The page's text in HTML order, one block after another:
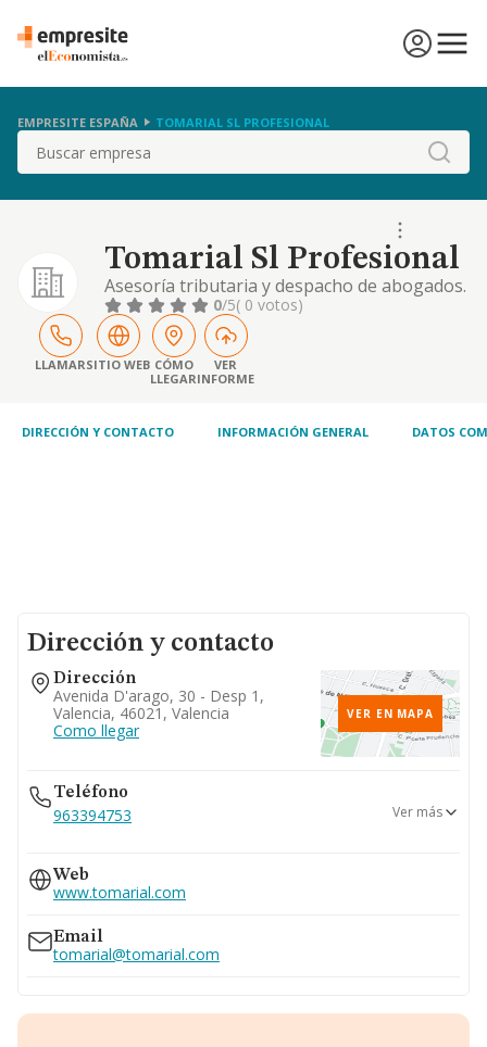
EMPRESITE ESPAÑA TOMARIAL SL PROFESIONAL
Buscar
Tomarial Sl Profesional
Asesoría tributaria y despacho de abogados.
0/5( 0 votos)
LLAMARSITIO WEB CÓMO
LLEGAR
VER
INFORME
DIRECCIÓN Y CONTACTO INFORMACIÓN GENERAL DATOS
Dirección y contacto
Dirección
Avenida D'arago, 30 - Desp 1,
Valencia, 46021, Valencia
Como llegar
VER EN MAPA
Teléfono
963394753
963891946
Ver más
Web
www.tomarial.com
Email
tomarial@tomarial.com